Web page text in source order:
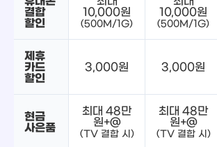
결합
할인
10,000원
(500M/1G)
10,000원
(500M/1G)
제휴
카드
할인
3,000원 3,000원
현금
사은품
최대 48만
원+@
(TV 결합 시)
최대 48만
원+@
(TV 결합 시)